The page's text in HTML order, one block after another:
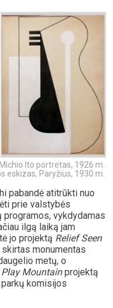
Ito portretas, 1926 m.
eskizas, Paryžius, 1930 m.
pabandė atitrūkti nuo
prie valstybės
vykdydamas
ilgą laiką jam
jo projektą Relief Seen
monumentas
metų, o
Play Mountainprojektą
komisijos